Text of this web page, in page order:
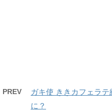
PREV
ガキ使 ききカフェラ
に？